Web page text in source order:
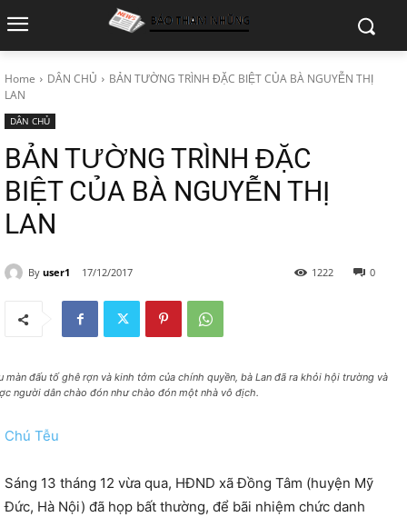
Home DÂN CHỦ
BẢN TƯỜNG TRÌNH ĐẶC BIỆT CỦA BÀ NGUYỄN THỊ
LAN
DÂN CHỦ
BẢN TƯỜNG TRÌNH ĐẶC
BIỆT CỦA BÀ NGUYỄN THỊ
LAN
By user1 17/12/2017 0
1222
màn đấu tố ghê rợn và kinh tởm của chính quyền, bà Lan đã ra khỏi hội trường và
người dân chào đón như chào đón một nhà vô địch.
Chú Tễu
Sáng 13 tháng 12 vừa qua, HĐND xã Đồng Tâm (huyện Mỹ
Đức, Hà Nội) đã họp bất thường, để bãi nhiệm chức danh